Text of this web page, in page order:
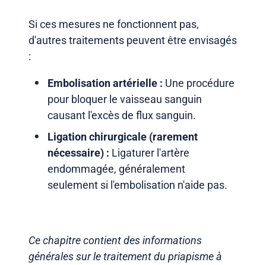
Si ces mesures ne fonctionnent pas,
d'autres traitements peuvent être envisagés
:
Embolisation artérielle : Une procédure
pour bloquer le vaisseau sanguin
causant l'excès de flux sanguin.
Ligation chirurgicale (rarement
nécessaire) : Ligaturer l'artère
endommagée, généralement
seulement si l'embolisation n'aide pas.
Ce chapitre contient des informations
générales sur le traitement du priapisme à